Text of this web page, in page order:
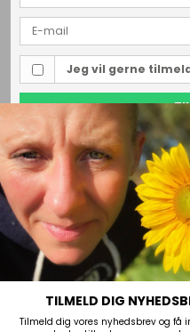
Jeg vil gerne
Outdoor i Centrum
Perlegade 44
6400 Sønderborg,
Telefonnr.
(+45) 74 43 53 55
E-mail
TILMELD DIG
Tilmeld dig vores nyhedsbrev og få